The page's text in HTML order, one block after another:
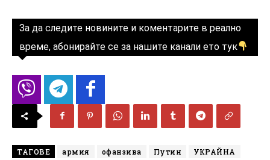
За да следите новините и коментарите в реално
време, абонирайте се за нашите канали ето тук
ТАГОВЕ армия офанзива Путин
УКРАЙНА